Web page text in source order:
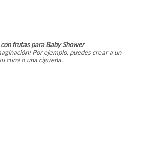
frutas para Baby Shower
Por ejemplo, puedes crear a un
cuna o una cigüeña.